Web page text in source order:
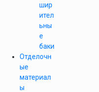
шир
ител
ьны
е
баки
Отделочн
ые
материал
ы